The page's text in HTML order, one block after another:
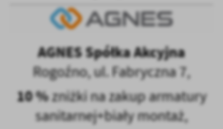
AGNES Spółka Akcyjna
Rogoźno, ul. Fabryczna 7,
10 %zniżki na zakup armatury
sanitarnej+biały montaż,